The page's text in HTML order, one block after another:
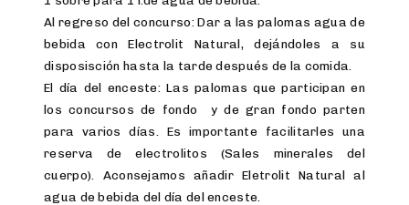
Al regreso del concurso: Dar a las palomas agua de
bebida con Electrolit Natural, dejándoles a su
disposisción hasta la tarde después de la comida.
El día del enceste: Las palomas que participan en
los concursos de fondo y de gran fondo parten
para varios días. Es importante facilitarles una
reserva de electrolitos (Sales minerales del
cuerpo). Aconsejamos añadir Eletrolit Natural al
agua de bebida del día del enceste.